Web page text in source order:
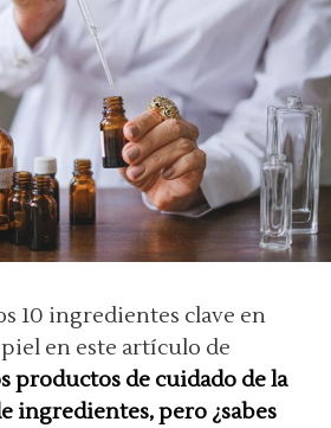
10 ingredientes clave en
en este artículo de
productos de cuidado de la
ingredientes, pero ¿sabes